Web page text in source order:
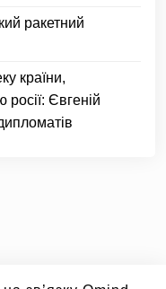
ракетний
країни,
Євгеній